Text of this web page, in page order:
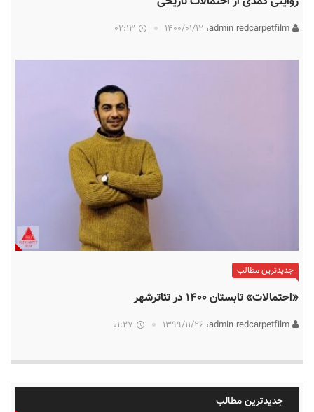
۱۴۰۰/۰۱/۱۲ 02:13
جدیدترین مطالب
«احتمالات» تابستان ۱۴۰۰ در تئاترشهر
۱۳۹۹/۱۱/۲۶ 01:27
جدیدترین مطالب